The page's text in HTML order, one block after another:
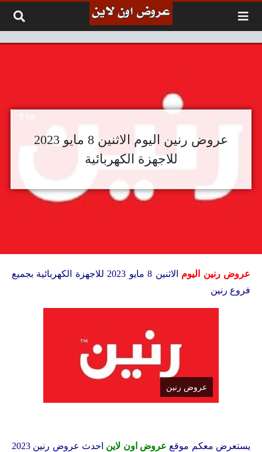
عروض رنين اليوم الاثنين 8 مايو 2023
للاجهزة الكهربائية
عروض رنين اليوم
الاثنين 8 مايو 2023 للاجهزة الكهربائية بجميع
فروع رنين
عروض رنين
يستعرض معكم موقع عروض اون لاين
احدث عروض رنين 2023